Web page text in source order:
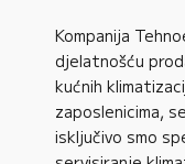
Kompanija
djelatnošću
kućnih
zaposlenicima,
isključivo smo